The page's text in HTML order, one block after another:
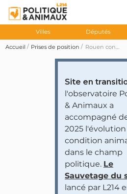
Villes Députés
Accueil Prises de position Rouen conventionne deux associations pour l'installation et la gestion de « Chatipi »
Site en
l'observatoire
& Animaux a
accompagné
2025 l'évolution
condition
dans le champ
politique. Le
Sauvetage du
lancé par L214